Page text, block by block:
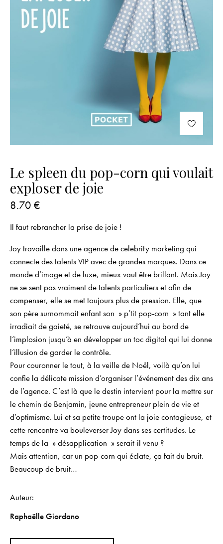
Le spleen du pop-corn qui voulait
exploser de joie
8.70 €
Il faut rebrancher la prise de joie !
Joy travaille dans une agence de celebrity marketing qui
connecte des talents VIP avec de grandes marques. Dans ce
monde d’image et de luxe, mieux vaut être brillant. Mais Joy
ne se sent pas vraiment de talents particuliers et afin de
compenser, elle se met toujours plus de pression. Elle, que
son père surnommait enfant son » p’tit pop-corn » tant elle
irradiait de gaieté, se retrouve aujourd’hui au bord de
l’implosion jusqu’à en développer un toc digital qui lui donne
l’illusion de garder le contrôle.
Pour couronner le tout, à la veille de Noël, voilà qu’on lui
confie la délicate mission d’organiser l’événement des dix ans
de l’agence. C’est là que le destin intervient pour la mettre sur
le chemin de Benjamin, jeune entrepreneur plein de vie et
d’optimisme. Lui et sa petite troupe ont la joie contagieuse, et
cette rencontre va bouleverser Joy dans ses certitudes. Le
temps de la » désapplication » serait-il venu ?
Mais attention, car un pop-corn qui éclate, ça fait du bruit.
Beaucoup de bruit…
Auteur
Raphaëlle Giordano